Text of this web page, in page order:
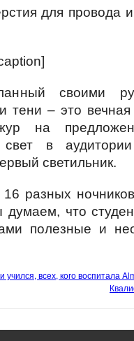
для провода
своими
тени – это вечная
на
свет в
светильник.
разных
что
полезные и
учился, всех, кого воспитала